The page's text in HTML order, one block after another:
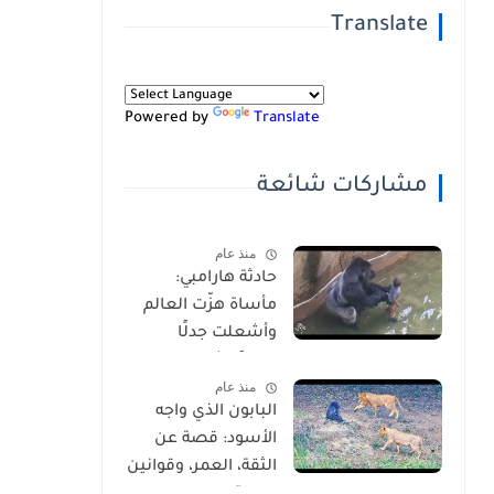
Translate
Powered by Translate
مشاركات شائعة
منذ عام
حادثة هارامبي:
مأساة هزّت العالم
وأشعلت جدلًا
بالفيديو
منذ عام
البابون الذي واجه
الأسود: قصة عن
الثقة، العمر، وقوانين